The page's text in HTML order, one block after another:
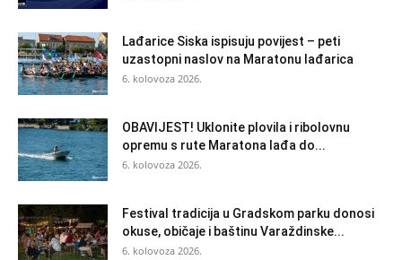
Lađarice Siska ispisuju povijest – peti
uzastopni naslov na Maratonu lađarica
6. kolovoza 2026.
OBAVIJEST! Uklonite plovila i ribolovnu
opremu s rute Maratona lađa do...
6. kolovoza 2026.
Festival tradicija u Gradskom parku donosi
okuse, običaje i baštinu Varaždinske...
6. kolovoza 2026.